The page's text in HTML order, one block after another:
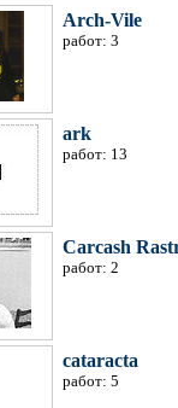
Arch-Vile
работ: 3
ark
работ: 13
Carcash
работ: 2
cataracta
работ: 5